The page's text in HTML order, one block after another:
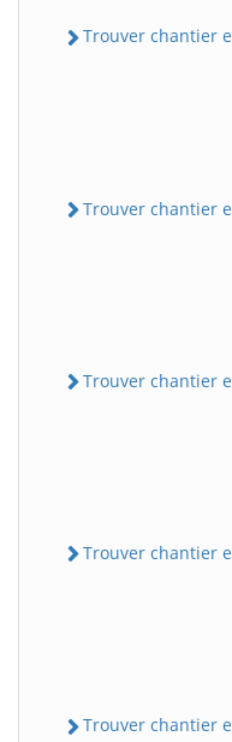
Trouver chantier
Trouver chantier
Trouver chantier
Trouver chantier
Trouver chantier